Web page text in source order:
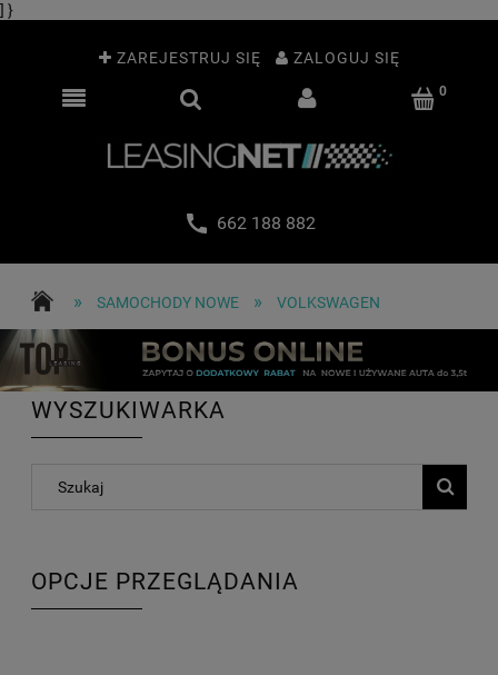
] }
ZAREJESTRUJ SIĘ ZALOGUJ SIĘ
662 188 882
» SAMOCHODY NOWE » VOLKSWAGEN
WYSZUKIWARKA
OPCJE PRZEGLĄDANIA